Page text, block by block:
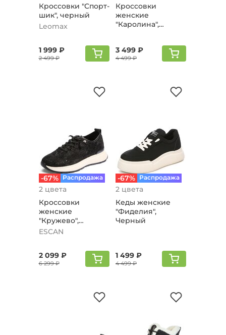
Кроccовки "Спорт-
шик", черный
Leomax
1 999 ₽
2 499 ₽
Кроссовки
женские
"Каролина",
3 499 ₽
4 499 ₽
-67% Распродажа
2 цвета
Кроссовки
женские
"Кружево",
черный
ESCAN
2 099 ₽
6 299 ₽
-67% Распродажа
2 цвета
Кеды женские
"Фиделия",
Черный
1 499 ₽
4 499 ₽